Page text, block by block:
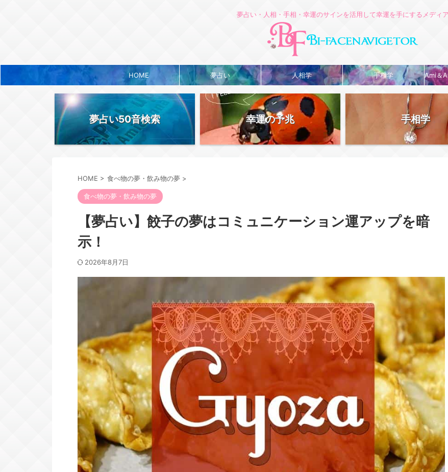
夢占い・人相・手相・幸運のサインを活用して幸運を手にするメディア
HOME 夢占い 人相学 手相学 Ami＆
夢占い50音検索 幸運の予兆 手相学
HOME > 食べ物の夢・飲み物の夢 >
食べ物の夢・飲み物の夢
【夢占い】餃子の夢はコミュニケーション運アップを暗
示！
2026年8月7日